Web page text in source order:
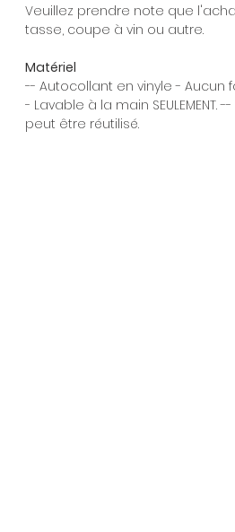
Veuillez prendre note que
tasse, coupe à vin ou autre.
Matériel
-- Autocollant en vinyle - Aucun
- Lavable à la main
peut être réutilisé.